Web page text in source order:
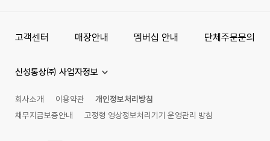
고객센터 매장안내 멤버십 안내 단체주문문의
신성통상㈜ 사업자정보
회사소개 이용약관
개인정보처리방침
채무지급보증안내
고정형 영상정보처리기기 운영관리 방침